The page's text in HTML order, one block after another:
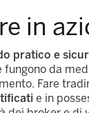
in
pratico e
da
Fare
e in